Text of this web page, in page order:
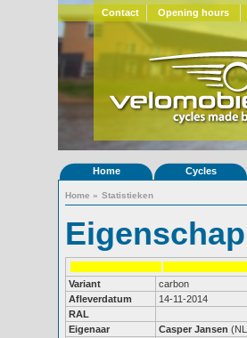
Contact Opening hours
Home Cycles
Home » Statistieken
Variant
carbon
Afleverdatum
14-11-2014
RAL
Eigenaar
Casper Jansen